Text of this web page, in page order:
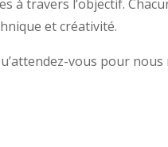
à travers l’objectif.
et créativité.
vous pour